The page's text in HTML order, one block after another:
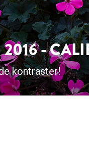
-
kontraster!